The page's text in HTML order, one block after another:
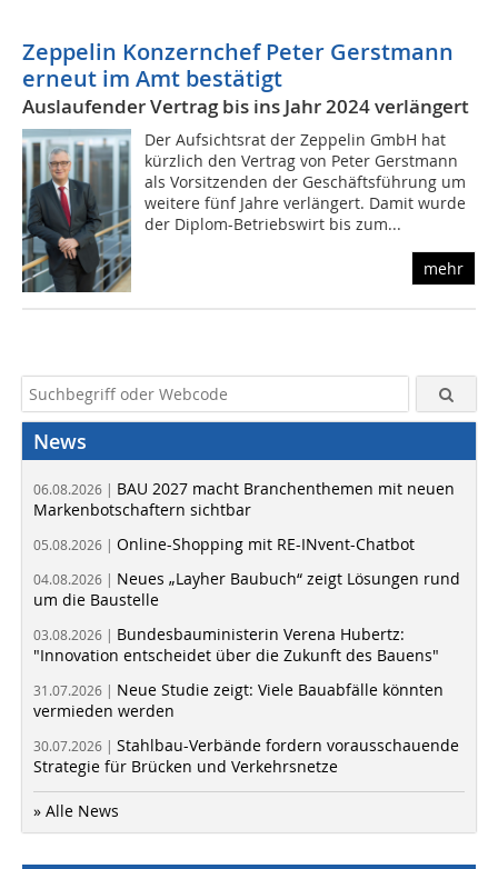
Zeppelin Konzernchef Peter Gerstmann
erneut im Amt bestätigt
Auslaufender Vertrag bis ins Jahr 2024 verlängert
Der Aufsichtsrat der Zeppelin GmbH hat
kürzlich den Vertrag von Peter Gerstmann
als Vorsitzenden der Geschäftsführung um
weitere fünf Jahre verlängert. Damit wurde
der Diplom-Betriebswirt bis zum...
mehr
News
06.08.2026 | BAU 2027 macht Branchenthemen mit neuen
Markenbotschaftern sichtbar
05.08.2026 | Online-Shopping mit RE-INvent-Chatbot
04.08.2026 | Neues „Layher Baubuch“ zeigt Lösungen rund
um die Baustelle
03.08.2026 | Bundesbauministerin Verena Hubertz:
"Innovation entscheidet über die Zukunft des Bauens"
31.07.2026 | Neue Studie zeigt: Viele Bauabfälle könnten
vermieden werden
30.07.2026 | Stahlbau-Verbände fordern vorausschauende
Strategie für Brücken und Verkehrsnetze
» Alle News